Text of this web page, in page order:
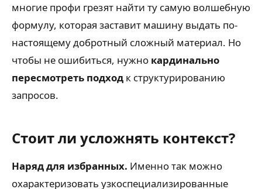
многие профи грезят найти ту самую волшебную
формулу, которая заставит машину выдать по-
настоящему добротный сложный материал. Но
чтобы не ошибиться, нужно кардинально
пересмотреть подход к структурированию
запросов.
Стоит ли усложнять контекст?
Наряд для избранных. Именно так можно
охарактеризовать узкоспециализированные